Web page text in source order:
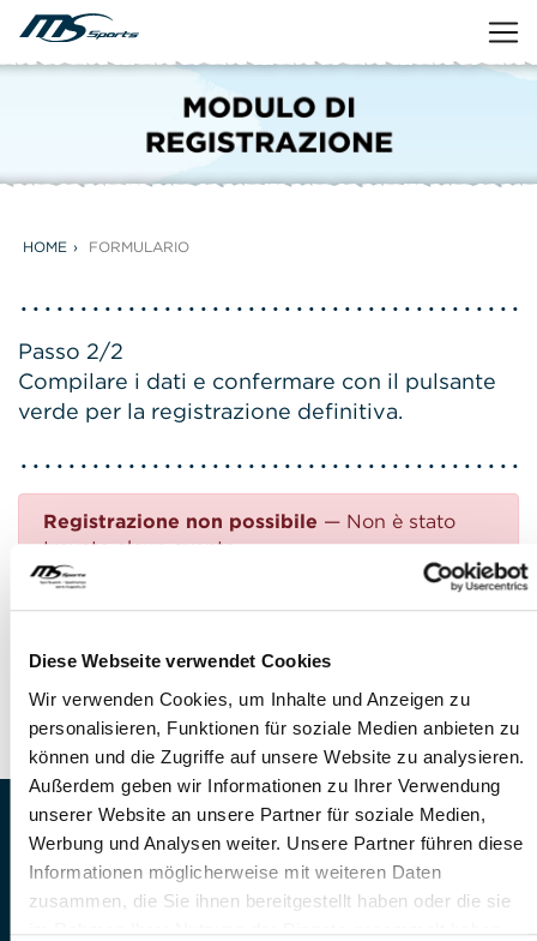
Diese Webseite verwendet Cookies
Wir verwenden Cookies, um Inhalte und Anzeigen zu
personalisieren, Funktionen für soziale Medien anbieten zu
können und die Zugriffe auf unsere Website zu analysieren.
Außerdem geben wir Informationen zu Ihrer Verwendung
unserer Website an unsere Partner für soziale Medien,
Werbung und Analysen weiter. Unsere Partner führen diese
Informationen möglicherweise mit weiteren Daten
zusammen, die Sie ihnen bereitgestellt haben oder die sie
HOME FORMULARIO
Passo 2/2
Compilare i dati e confermare con il pulsante
verde per la registrazione definitiva.
Registrazione non possibile — Non è stato
trovato alcun evento.
DOMANDE?
E-Mail: info@mssports.ch
MS Sports AG • Sonnenrain 3b • CH-6221
Rickenbach
Telefon: +41 41 260 33 67 • E-